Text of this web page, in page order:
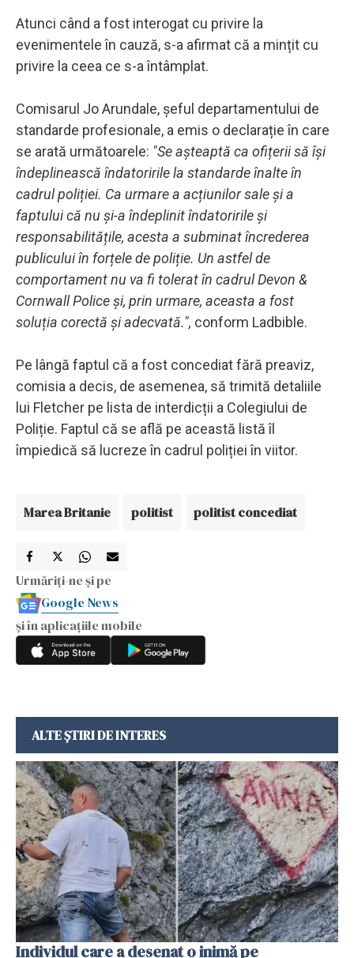
Atunci când a fost interogat cu privire la
evenimentele în cauză, s-a afirmat că a mințit cu
privire la ceea ce s-a întâmplat.
Comisarul Jo Arundale, șeful departamentului de
standarde profesionale, a emis o declarație în care
se arată următoarele: "Se așteaptă ca ofițerii să își
îndeplinească îndatoririle la standarde înalte în
cadrul poliției. Ca urmare a acțiunilor sale și a
faptului că nu și-a îndeplinit îndatoririle și
responsabilitățile, acesta a subminat încrederea
publicului în forțele de poliție. Un astfel de
comportament nu va fi tolerat în cadrul Devon &
Cornwall Police și, prin urmare, aceasta a fost
soluția corectă și adecvată.", conform Ladbible.
Pe lângă faptul că a fost concediat fără preaviz,
comisia a decis, de asemenea, să trimită detaliile
lui Fletcher pe lista de interdicții a Colegiului de
Poliție. Faptul că se află pe această listă îl
împiedică să lucreze în cadrul poliției în viitor.
Marea Britanie politist politist concediat
Urmăriți-ne și pe
Google News
și în aplicațiile mobile
ALTE ȘTIRI DE INTERES
Individul care a desenat o inimă pe